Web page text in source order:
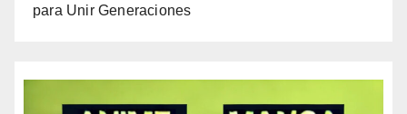
para Unir Generaciones